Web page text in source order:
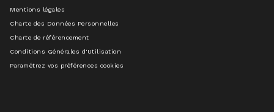
Mentions légales
Charte des Données Personnelles
Charte de référencement
Conditions Générales d'Utilisation
Paramétrez vos préférences cookies